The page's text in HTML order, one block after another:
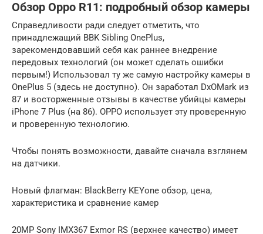
Обзор Oppo R11: подробный обзор камеры
Справедливости ради следует отметить, что
принадлежащий BBK Sibling OnePlus,
зарекомендовавший себя как раннее внедрение
передовых технологий (он может сделать ошибки
первым!) Использовал ту же самую настройку камеры в
OnePlus 5 (здесь не доступно). Он заработал DxOMark из
87 и восторженные отзывы в качестве убийцы камеры
iPhone 7 Plus (на 86). OPPO использует эту проверенную
и проверенную технологию.
Чтобы понять возможности, давайте сначала взглянем
на датчики.
Новый флагман: BlackBerry KEYone обзор, цена,
характеристика и сравнение камер
20MP Sony IMX367 Exmor RS (верхнее качество) имеет